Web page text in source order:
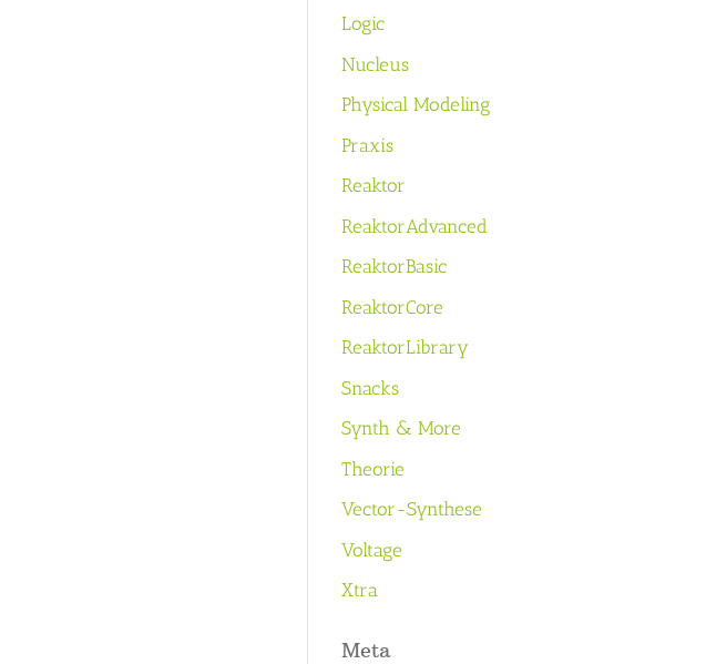
Logic
Nucleus
Physical Modeling
Praxis
Reaktor
ReaktorAdvanced
ReaktorBasic
ReaktorCore
ReaktorLibrary
Snacks
Synth & More
Theorie
Vector-Synthese
Voltage
Xtra
Meta